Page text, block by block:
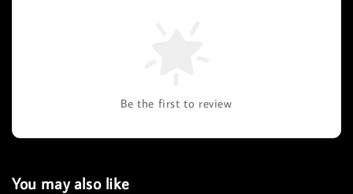
Be the first to review
You may also like